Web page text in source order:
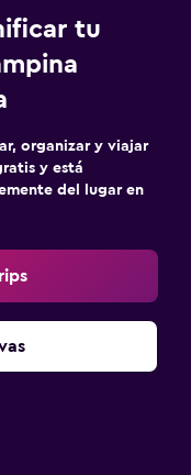
tu
organizar y viajar
y está
del lugar en